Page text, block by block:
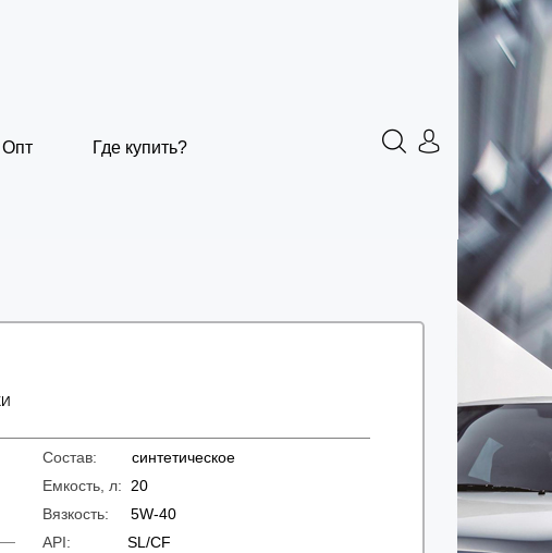
Опт Где купить?
Состав:синтетическое
Емкость, л:20
Вязкость:5W-40
API:SL/CF